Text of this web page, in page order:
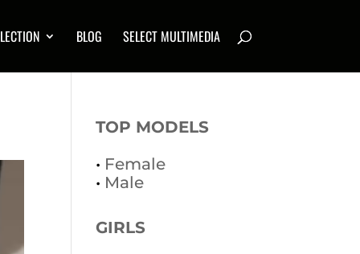
BLOG SELECT MULTIMEDIA
TOP MODELS
• Female
• Male
GIRLS